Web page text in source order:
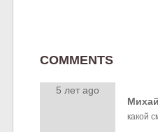
COMMENTS
5 лет ago
какой